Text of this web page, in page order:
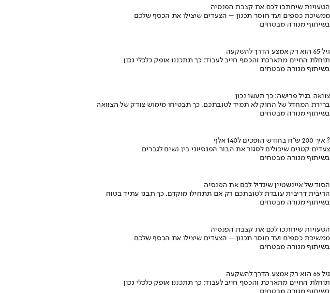
הטעויות שיחתכו לכם את קצבת הפנסיה
ממשיכת כספים ועד חוסר תכנון – הצעדים שיצילו את הכסף שלכם
בשיתוף מנורה מבטחים
גיל 65 הוא רק אמצע הדרך להשקעה
תוחלת החיים מתארכת והכסף חייב לעבוד: כך תתכננו אופק כלכלי נכון
בשיתוף מנורה מבטחים
צוואה בגיל פרישה: כך תעשו נכון
ברירת המחדל של החוק לא תמיד לטובתכם. כך תבטיחו מימוש צודק של הצוואה
בשיתוף מנורה מבטחים
איך 200 ש"ח בחודש הופכים ל140 אלף ?
צעדים קטנים שיכולים לסגור את הבור הפנסיוני בין נשים לגברים
בשיתוף מנורה מבטחים
הסוד של איינשטיין שיגדיל לכם את הפנסיה
הריבית דריבית עובדת לטובתכם רק אם תתחילו מוקדם. כך תבנו עתיד בטוח
בשיתוף מנורה מבטחים
הטעויות שיחתכו לכם את קצבת הפנסיה
ממשיכת כספים ועד חוסר תכנון – הצעדים שיצילו את הכסף שלכם
בשיתוף מנורה מבטחים
גיל 65 הוא רק אמצע הדרך להשקעה
תוחלת החיים מתארכת והכסף חייב לעבוד: כך תתכננו אופק כלכלי נכון